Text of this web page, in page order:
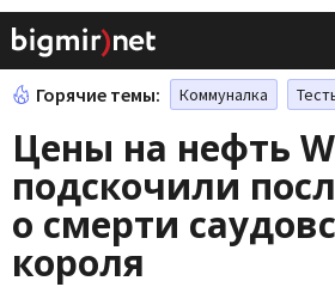
Горячие темы: Коммуналка
Цены на нефть
подскочили
о смерти
короля